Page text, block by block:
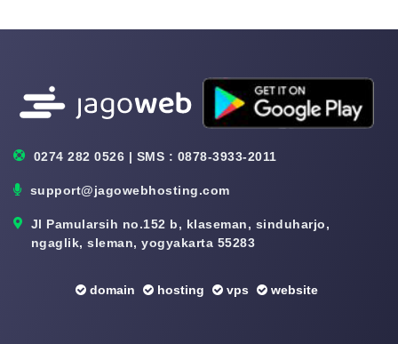
0274 282 0526 | SMS : 0878-3933-2011
support@jagowebhosting.com
Jl Pamularsih no.152 b, klaseman, sinduharjo,
ngaglik, sleman, yogyakarta 55283
domain hosting vps website